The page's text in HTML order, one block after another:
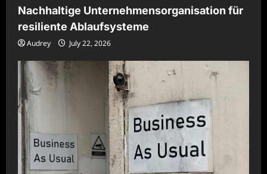
Nachhaltige Unternehmensorganisation für
resiliente Ablaufsysteme
Audrey July 22, 2026